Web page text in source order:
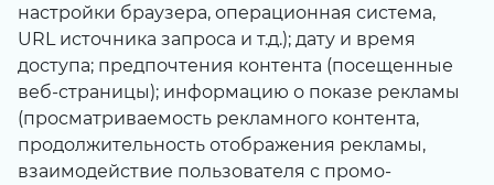
настройки браузера, операционная система,
URL источника запроса и т.д.); дату и время
доступа; предпочтения контента (посещенные
веб-страницы); информацию о показе рекламы
(просматриваемость рекламного контента,
продолжительность отображения рекламы,
взаимодействие пользователя с промо-